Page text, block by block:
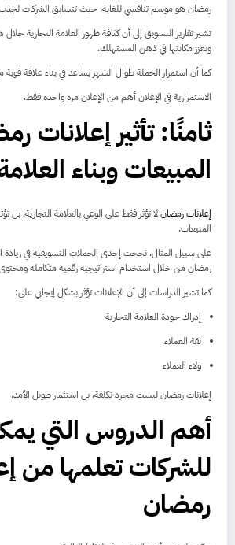
رمضان هو موسم تنافسي للغاية، حيث تتسابق الشركات لجذب
تشير تقارير التسويق إلى أن كثافة ظهور العلامة التجارية
وتعزز مكانتها في ذهن المستهلك.
كما أن استمرار الحملة طوال الشهر يساعد في بناء علاقة قوية
الاستمرارية في الإعلان أهم من الإعلان مرة واحدة فقط.
ثامنًا: تأثير إعلانات
المبيعات وبناء
إعلانات رمضانلا تؤثر فقط على الوعي بالعلامة التجارية، بل
المبيعات.
رمضان من خلال استخدام استراتيجية رقمية متكاملة
كما تشير الدراسات إلى أن الإعلانات تؤثر بشكل إيجابي على:
إدراك جودة العلامة التجارية
ثقة العملاء
ولاء العملاء
إعلانات رمضان ليست مجرد تكلفة، بل استثمار طويل الأمد.
أهم الدروس التي
للشركات تعلمها من
رمضان